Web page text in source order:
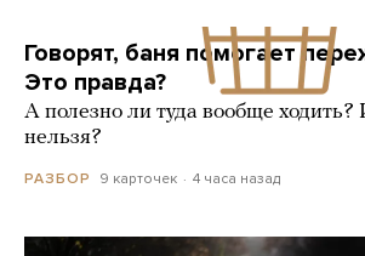
Говорят, баня помогает
Это правда?
А полезно ли туда вообще ходить?
нельзя?
РАЗБОР 9 карточек 4 часа назад